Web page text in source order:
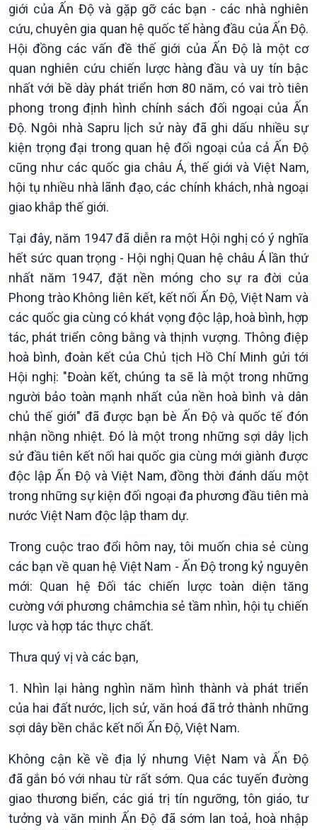
Giới thiệu
Thời sự
Thời sự 6h
Thời sự 12h
Thời sự 18h
Thời sự 21h30
Bản tin
Chuyên mục
Theo dòng Thời sự
giới của Ấn Độ và gặp gỡ các bạn - các nhà nghiên
cứu, chuyên gia quan hệ quốc tế hàng đầu của Ấn Độ.
Hội đồng các vấn đề thế giới của Ấn Độ là một cơ
quan nghiên cứu chiến lược hàng đầu và uy tín bậc
nhất với bề dày phát triển hơn 80 năm, có vai trò tiên
phong trong định hình chính sách đối ngoại của Ấn
Độ. Ngôi nhà Sapru lịch sử này đã ghi dấu nhiều sự
kiện trọng đại trong quan hệ đối ngoại của cả Ấn Độ
cũng như các quốc gia châu Á, thế giới và Việt Nam,
hội tụ nhiều nhà lãnh đạo, các chính khách, nhà ngoại
giao khắp thế giới.
Tại đây, năm 1947 đã diễn ra một Hội nghị có ý nghĩa
hết sức quan trọng - Hội nghị Quan hệ châu Á lần thứ
nhất năm 1947, đặt nền móng cho sự ra đời của
Phong trào Không liên kết, kết nối Ấn Độ, Việt Nam và
các quốc gia cùng có khát vọng độc lập, hoà bình, hợp
tác, phát triển công bằng và thịnh vượng. Thông điệp
hoà bình, đoàn kết của Chủ tịch Hồ Chí Minh gửi tới
Hội nghị: "Đoàn kết, chúng ta sẽ là một trong những
người bảo toàn mạnh nhất của nền hoà bình và dân
chủ thế giới" đã được bạn bè Ấn Độ và quốc tế đón
nhận nồng nhiệt. Đó là một trong những sợi dây lịch
sử đầu tiên kết nối hai quốc gia cùng mới giành được
độc lập Ấn Độ và Việt Nam, đồng thời đánh dấu một
trong những sự kiện đối ngoại đa phương đầu tiên mà
nước Việt Nam độc lập tham dự.
Trong cuộc trao đổi hôm nay, tôi muốn chia sẻ cùng
các bạn về quan hệ Việt Nam - Ấn Độ trong kỷ nguyên
mới: Quan hệ Đối tác chiến lược toàn diện tăng
cường với phương châmchia sẻ tầm nhìn, hội tụ chiến
lược và hợp tác thực chất.
Thưa quý vị và các bạn,
1. Nhìn lại hàng nghìn năm hình thành và phát triển
của hai đất nước, lịch sử, văn hoá đã trở thành những
sợi dây bền chắc kết nối Ấn Độ, Việt Nam.
Không cận kề về địa lý nhưng Việt Nam và Ấn Độ
đã gắn bó với nhau từ rất sớm. Qua các tuyến đường
giao thương biển, các giá trị tín ngưỡng, tôn giáo, tư
tưởng và văn minh Ấn Độ đã sớm lan toả, hoà nhập